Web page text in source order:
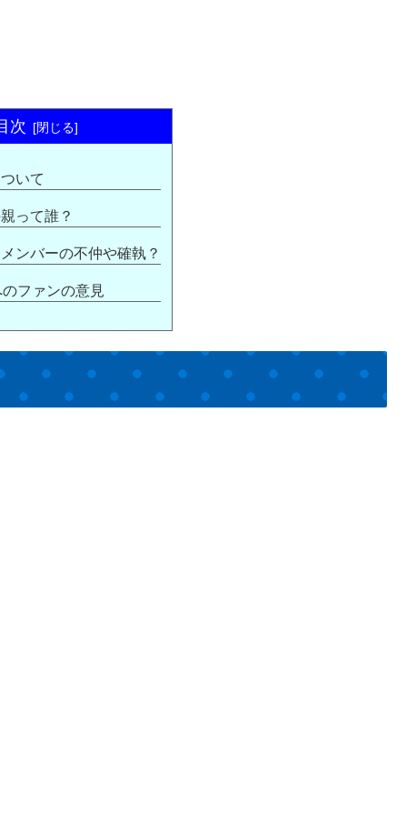
次
いて
って誰？
ンバーの不仲や確執？
ファンの意見